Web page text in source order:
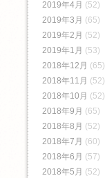
2019年4月 (52)
2019年3月 (65)
2019年2月 (52)
2019年1月 (53)
2018年12月 (65)
2018年11月 (52)
2018年10月 (52)
2018年9月 (65)
2018年8月 (52)
2018年7月 (60)
2018年6月 (57)
2018年5月 (52)